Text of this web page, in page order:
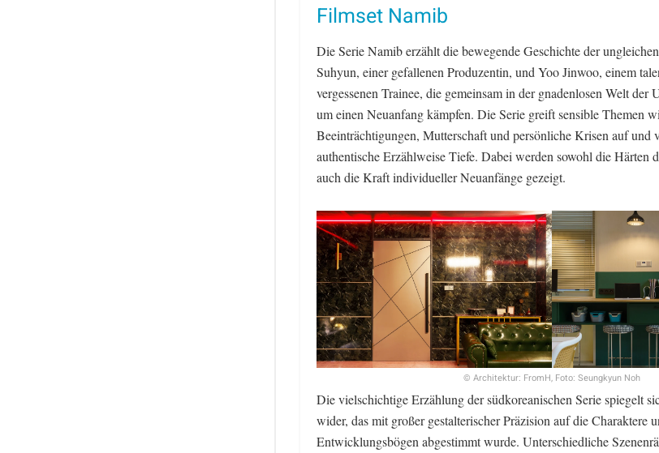
Filmset Namib
Die Serie Namib erzählt die bewegende Geschichte der
Suhyun, einer gefallenen Produzentin, und Yoo Jinwoo, einem
vergessenen Trainee, die gemeinsam in der gnadenlosen Welt der
um einen Neuanfang kämpfen. Die Serie greift sensible Themen
Beeinträchtigungen, Mutterschaft und persönliche Krisen auf und
authentische Erzählweise Tiefe. Dabei werden sowohl die Härten
auch die Kraft individueller Neuanfänge gezeigt.
© Architektur: FromH, Foto: Seungkyun Noh
Die vielschichtige Erzählung der südkoreanischen Serie spiegelt
wider, das mit großer gestalterischer Präzision auf die Charaktere
Entwicklungsbögen abgestimmt wurde. Unterschiedliche